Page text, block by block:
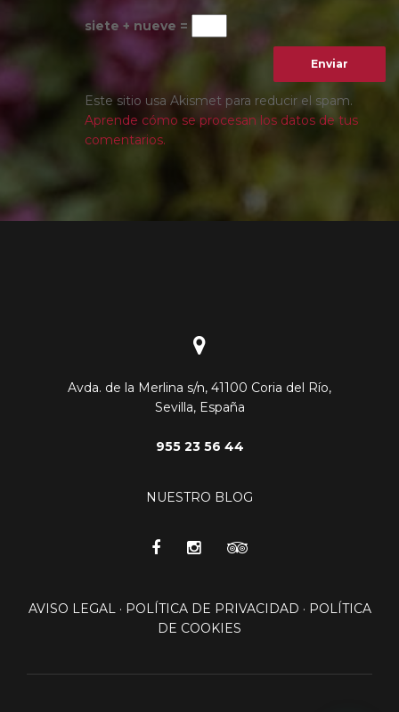
siete + nueve =
Este sitio usa Akismet para reducir el spam.
Aprende cómo se procesan los datos de tus
comentarios.
Avda. de la Merlina s/n, 41100 Coria del Río,
Sevilla, España
955 23 56 44
NUESTRO BLOG
AVISO LEGAL· POLÍTICA DE PRIVACIDAD · POLÍTICA
DE COOKIES